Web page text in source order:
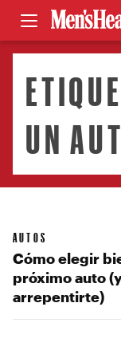
UN
AUTOS
Cómo elegir
próximo auto
arrepentirte)